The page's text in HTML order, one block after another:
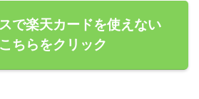
で楽天カードを使えない
ちらをクリック